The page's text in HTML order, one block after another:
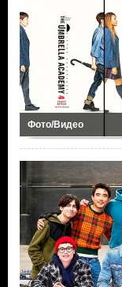
Фото/Видео